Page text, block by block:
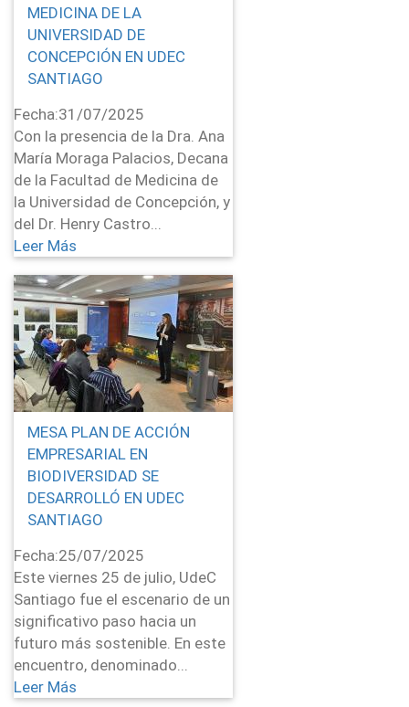
MEDICINA DE LA
UNIVERSIDAD DE
CONCEPCIÓN EN UDEC
SANTIAGO
Fecha:31/07/2025
Con la presencia de la Dra. Ana
María Moraga Palacios, Decana
de la Facultad de Medicina de
la Universidad de Concepción, y
del Dr. Henry Castro...
Leer Más
MESA PLAN DE ACCIÓN
EMPRESARIAL EN
BIODIVERSIDAD SE
DESARROLLÓ EN UDEC
SANTIAGO
Fecha:25/07/2025
Este viernes 25 de julio, UdeC
Santiago fue el escenario de un
significativo paso hacia un
futuro más sostenible. En este
encuentro, denominado...
Leer Más